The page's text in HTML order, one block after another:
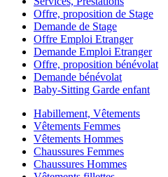
Offre, proposition de Stage
Demande de Stage
Offre Emploi Etranger
Demande Emploi Etranger
Offre, proposition bénévolat
Demande bénévolat
Baby-Sitting Garde enfant
Habillement, Vêtements
Vêtements Femmes
Vêtements Hommes
Chaussures Femmes
Chaussures Hommes